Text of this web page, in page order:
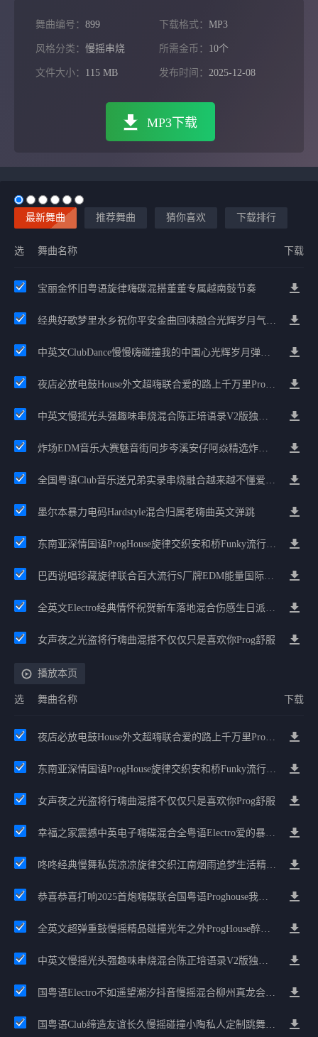
舞曲编号： 899 下载格式： MP3
风格分类： 慢摇串烧 所需金币： 10个
文件大小： 115 MB 发布时间： 2025-12-08
MP3下载
最新舞曲 推荐舞曲 猜你喜欢 下载排行
选 舞曲名称 下载
宝丽金怀旧粤语旋律嗨碟混搭董董专属越南鼓节奏
经典好歌梦里水乡祝你平安金曲回味融合光辉岁月气氛中文兄弟串烧
中英文ClubDance慢慢嗨碰撞我的中国心光辉岁月弹鼓车载
夜店必放电鼓House外文超嗨联合爱的路上千万里Prog包房漫步上头
中英文慢摇光头强趣味串烧混合陈正培语录v2版独家培少节奏
炸场EDM音乐大赛魅音街同步岑溪安仔阿焱精选炸场歌路串烧
全国粤语Club音乐送兄弟实录串烧融合越来越不懂爱的哲学遗憾专辑
墨尔本暴力电码Hardstyle混合归属老嗨曲英文弹跳
东南亚深情国语ProgHouse旋律交织安和桥Funky流行情怀串烧
巴西说唱珍藏旋律联合百大流行S厂牌EDM能量国际电音串烧
全英文Electro经典情怀祝贺新车落地混合伤感生日派对中文Club串烧
女声夜之光盗将行嗨曲混搭不仅仅只是喜欢你Prog舒服
播放本页
选 舞曲名称 下载
夜店必放电鼓House外文超嗨联合爱的路上千万里Prog包房漫步上头
东南亚深情国语ProgHouse旋律交织安和桥Funky流行情怀串烧
女声夜之光盗将行嗨曲混搭不仅仅只是喜欢你Prog舒服
幸福之家震撼中英电子嗨碟混合全粤语Electro爱的暴风雨广州雄雄精选
咚咚经典慢舞私货凉凉旋律交织江南烟雨追梦生活精选串烧
恭喜恭喜打响2025首炮嗨碟联合国粤语Proghouse我要怎么说我不爱你
全英文超弹重鼓慢摇精品碰撞光年之外ProgHouse醉美抒情节奏
中英文慢摇光头强趣味串烧混合陈正培语录v2版独家培少节奏
国粤语Electro不如遥望潮汐抖音慢摇混合柳州真龙会K吧小厅小康混音
国粤语Club缔造友谊长久慢摇碰撞小陶私人定制跳舞大碟